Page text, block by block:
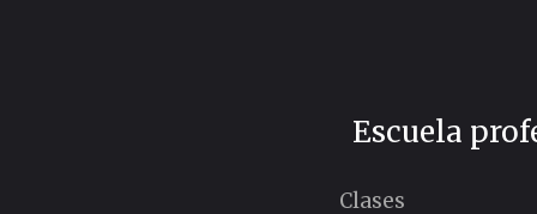
Escuela
Clases